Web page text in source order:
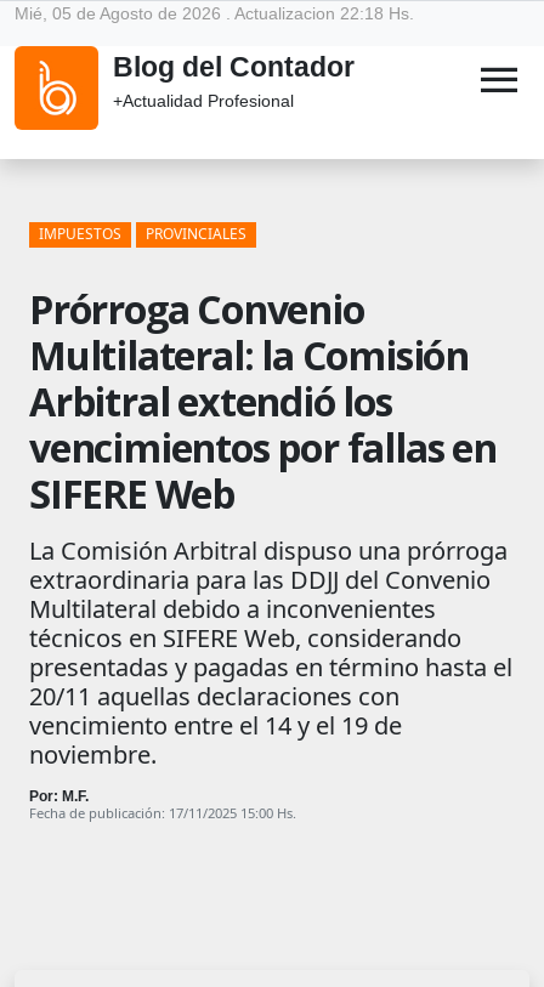
Mié, 05 de Agosto de 2026 . Actualizacion 22:18 Hs.
Blog del Contador
+Actualidad Profesional menu
IMPUESTOS PROVINCIALES
Prórroga Convenio
Multilateral: la Comisión
Arbitral extendió los
vencimientos por fallas en
SIFERE Web
La Comisión Arbitral dispuso una prórroga
extraordinaria para las DDJJ del Convenio
Multilateral debido a inconvenientes
técnicos en SIFERE Web, considerando
presentadas y pagadas en término hasta el
20/11 aquellas declaraciones con
vencimiento entre el 14 y el 19 de
noviembre.
Por: M.F.
Fecha de publicación: 17/11/2025 15:00 Hs.